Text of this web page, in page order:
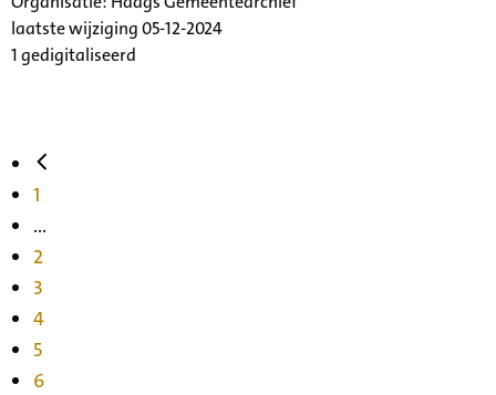
laatste wijziging 05-12-2024
1 gedigitaliseerd
1
...
2
3
4
5
6